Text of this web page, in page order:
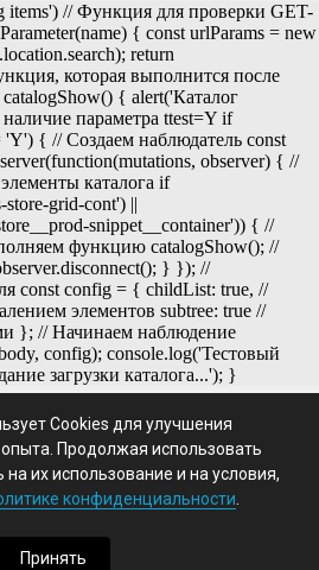
items') // Функция для проверки GET-
{ const urlParams = new
return
которая выполнится после
catalogShow() { alert('Каталог
параметра ttest=Y if
'Y') { // Создаем наблюдатель const
observer) { //
каталога if
store-grid-cont') ||
snippet__container')) { //
функцию catalogShow(); //
} }); //
const config = { childList: true, //
элементов subtree: true //
}; // Начинаем наблюдение
config); console.log('Тестовый
загрузки каталога...'); }
Cookies для улучшения
Продолжая использовать
на их использование и на условия,
конфиденциальности
Принять
· Политика конфиденциальности
· Контакты · Производители